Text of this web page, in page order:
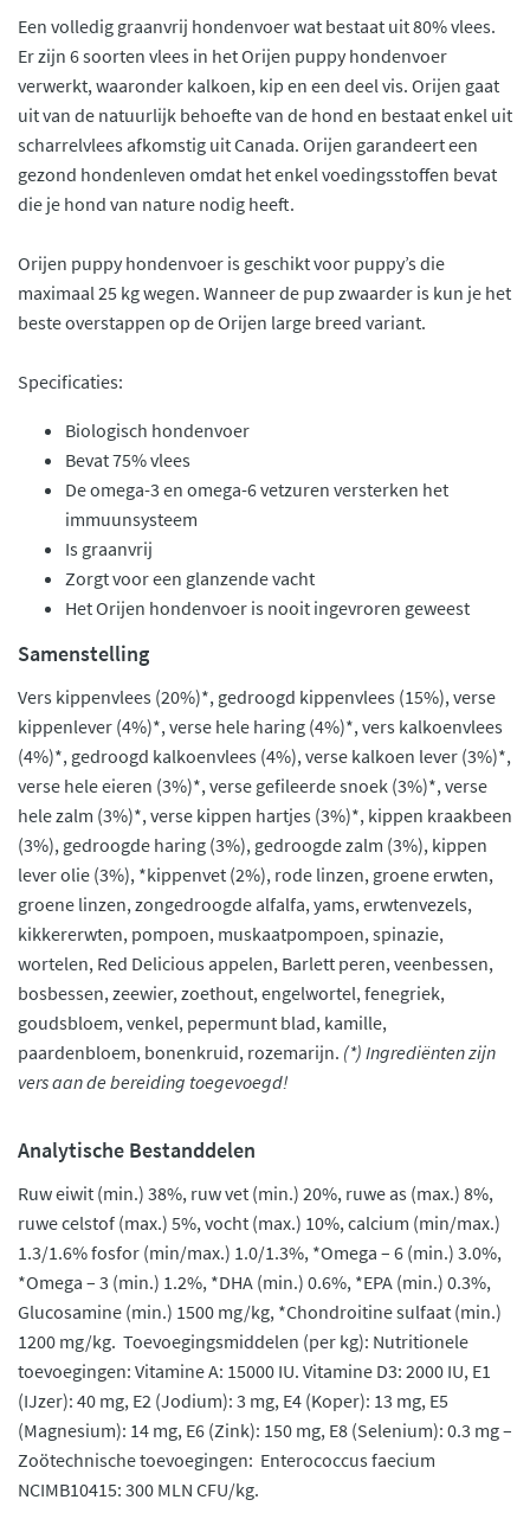
Een volledig graanvrij hondenvoer wat bestaat uit 80% vlees.
Er zijn 6 soorten vlees in het Orijen puppy hondenvoer
verwerkt, waaronder kalkoen, kip en een deel vis. Orijen gaat
uit van de natuurlijk behoefte van de hond en bestaat enkel uit
scharrelvlees afkomstig uit Canada. Orijen garandeert een
gezond hondenleven omdat het enkel voedingsstoffen bevat
die je hond van nature nodig heeft.
Orijen puppy hondenvoer is geschikt voor puppy’s die
maximaal 25 kg wegen. Wanneer de pup zwaarder is kun je het
beste overstappen op de Orijen large breed variant.
Specificaties:
Biologisch hondenvoer
Bevat 75% vlees
De omega-3 en omega-6 vetzuren versterken het
immuunsysteem
Is graanvrij
Zorgt voor een glanzende vacht
Het Orijen hondenvoer is nooit ingevroren geweest
Samenstelling
Vers kippenvlees (20%)*, gedroogd kippenvlees (15%), verse
kippenlever (4%)*, verse hele haring (4%)*, vers kalkoenvlees
(4%)*, gedroogd kalkoenvlees (4%), verse kalkoen lever (3%)*,
verse hele eieren (3%)*, verse gefileerde snoek (3%)*, verse
hele zalm (3%)*, verse kippen hartjes (3%)*, kippen kraakbeen
(3%), gedroogde haring (3%), gedroogde zalm (3%), kippen
lever olie (3%), *kippenvet (2%), rode linzen, groene erwten,
groene linzen, zongedroogde alfalfa, yams, erwtenvezels,
kikkererwten, pompoen, muskaatpompoen, spinazie,
wortelen, Red Delicious appelen, Barlett peren, veenbessen,
bosbessen, zeewier, zoethout, engelwortel, fenegriek,
goudsbloem, venkel, pepermunt blad, kamille,
paardenbloem, bonenkruid, rozemarijn. (*) Ingrediënten zijn
vers aan de bereiding toegevoegd!
Analytische Bestanddelen
Ruw eiwit (min.) 38%, ruw vet (min.) 20%, ruwe as (max.) 8%,
ruwe celstof (max.) 5%, vocht (max.) 10%, calcium (min/max.)
1.3/1.6% fosfor (min/max.) 1.0/1.3%, *Omega – 6 (min.) 3.0%,
*Omega – 3 (min.) 1.2%, *DHA (min.) 0.6%, *EPA (min.) 0.3%,
Glucosamine (min.) 1500 mg/kg, *Chondroitine sulfaat (min.)
1200 mg/kg. Toevoegingsmiddelen (per kg): Nutritionele
toevoegingen: Vitamine A: 15000 IU. Vitamine D3: 2000 IU, E1
(IJzer): 40 mg, E2 (Jodium): 3 mg, E4 (Koper): 13 mg, E5
(Magnesium): 14 mg, E6 (Zink): 150 mg, E8 (Selenium): 0.3 mg –
Zoötechnische toevoegingen: Enterococcus faecium
NCIMB10415: 300 MLN CFU/kg.